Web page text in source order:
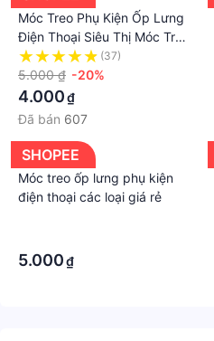
Móc Treo Phụ Kiện Ốp Lưng
Điện Thoại Siêu Thị Móc Treo
Phụ Kiện Cài Thanh
15*30mm
(37)
5.000 ₫ -20%
4.000₫
Đã bán 607
SHOPEE
Móc treo ốp lưng phụ kiện
điện thoại các loại giá rẻ
5.000₫